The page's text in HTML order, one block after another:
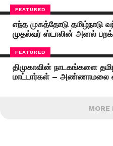
FEATURED
எந்த முகத்தோடு தமிழ்நாடு
முதல்வர் ஸ்டாலின் அனல்
FEATURED
திமுகாவின் நாடகங்களை
மாட்டார்கள் – அண்ணாமலை
MORE